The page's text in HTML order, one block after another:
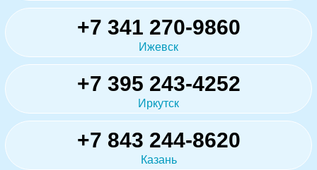
+7 341 270-9860
Ижевск
+7 395 243-4252
Иркутск
+7 843 244-8620
Казань